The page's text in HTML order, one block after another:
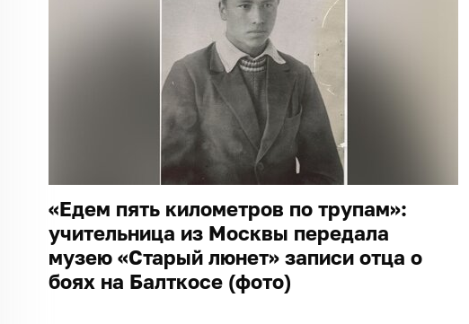
«Едем пять километров по трупам»:
учительница из Москвы передала
музею «Старый люнет» записи отца о
боях на Балткосе (фото)